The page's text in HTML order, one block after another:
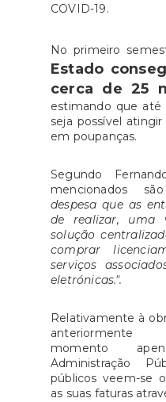
COVID-19.
No primeiro
Estado
cerca de 25
estimando que até
seja possível
em poupanças.
Segundo
mencionados
despesa que as
de realizar, uma
solução
comprar
serviços
eletrónicas.".
Relativamente à
anteriormente
momento
Administração
públicos veem-se
as suas faturas